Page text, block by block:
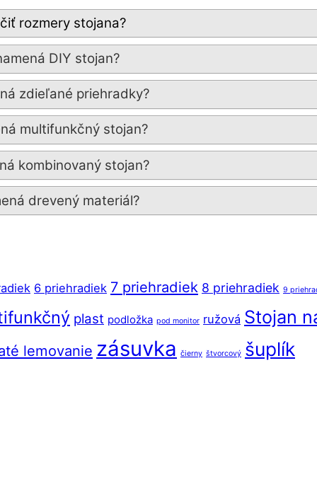
rozmery stojana?
DIY stojan?
zdieľané priehradky?
multifunkčný stojan?
kombinovaný stojan?
drevený materiál?
6 priehradiek 7 priehradiek 8 priehradiek 9
plast podložka pod monitor ružová Stojan
lemovanie zásuvka čierny štvorcový šuplík